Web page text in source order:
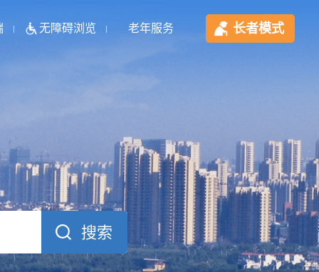
无障碍浏览 老年服务 长者模式